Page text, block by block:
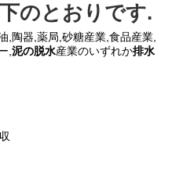
のとおりです.
,陶器,薬局,砂糖産業,食品産業,
,泥の脱水産業のいずれか排水